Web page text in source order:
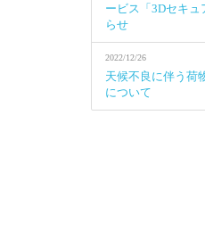
ービス「3Dセキュ
らせ
2022/12/26
天候不良に伴う荷
について